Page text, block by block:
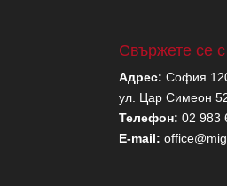
Свържете се
Адрес: София
ул. Цар Симеон
Телефон: 02 983
E-mail: